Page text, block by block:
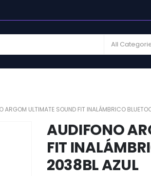
All
ARGOM ULTIMATE SOUND FIT INALÁMBRICO
AUDIFONO
FIT
2038BL AZUL